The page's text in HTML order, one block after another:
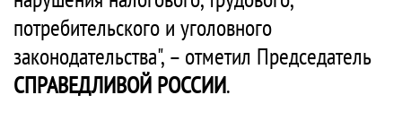
потребительского и уголовного
законодательства", – отметил Председатель
СПРАВЕДЛИВОЙ РОССИИ.